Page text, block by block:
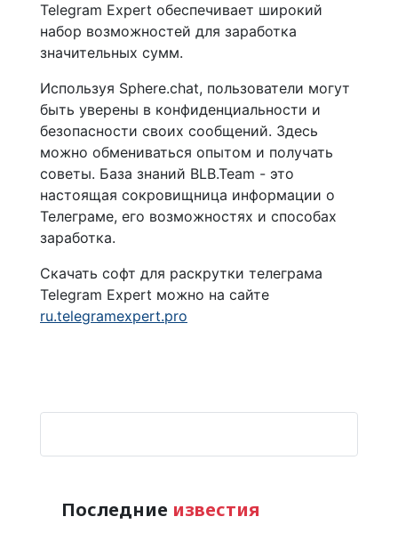
Telegram Expert обеспечивает широкий
набор возможностей для заработка
значительных сумм.
Используя Sphere.chat, пользователи могут
быть уверены в конфиденциальности и
безопасности своих сообщений. Здесь
можно обмениваться опытом и получать
советы. База знаний BLB.Team - это
настоящая сокровищница информации о
Телеграме, его возможностях и способах
заработка.
Скачать cофт для раскрутки телеграма
Telegram Expert можно на сайте
ru.telegramexpert.pro
Последние известия